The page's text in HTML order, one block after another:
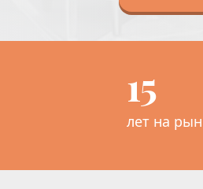
15
лет на